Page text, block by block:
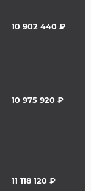
10 902 440 ₽
10 975 920 ₽
11 118 120 ₽